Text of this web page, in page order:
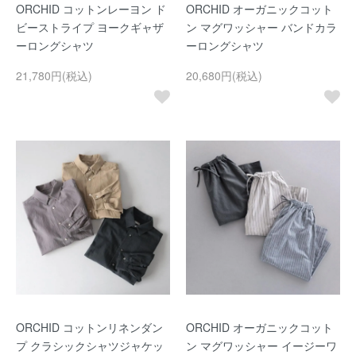
ORCHID コットンレーヨン ド
ビーストライプ ヨークギャザ
ーロングシャツ
21,780円(税込)
ORCHID オーガニックコット
ン マグワッシャー バンドカラ
ーロングシャツ
20,680円(税込)
ORCHID コットンリネンダン
プ クラシックシャツジャケッ
ORCHID オーガニックコット
ン マグワッシャー イージーワ